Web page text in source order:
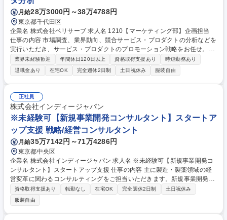
月給28万3000円～38万4788円
東京都千代田区
企業名 株式会社ベリサーブ 求人名 1210【マーケティング部】企画担当
仕事の内容 市場調査、業界動向、競合サービス・プロダクトの分析などを
実行いただき、サービス・プロダクトのプロモーション戦略をお任せ。状
況に合わせて事業部に対して、サービス・プロダクトの改善提案を行うこ
とも可能。 ・当社のサービス・プロダクトをプロモーションするために、
さまざまな角度から分析・改善提案を実行 └市場調査 └業界分析 └競合サ
ービス・プロダクトの分析 →当社のプロモーション戦略を考案 募集職種
1210【マーケティング部】企画担当
業界未経験歓迎 年間休日120日以上 資格取得支援あり
時短勤務あり
退職金あり
在宅OK 完全週休2日制 土日祝休み 服装自由
正社員
株式会社インディージャパン
※未経験可【新規事業開発コンサルタント】スタートア
ップ支援 戦略/経営コンサルタント
月給35万7142円～71万4286円
東京都中央区
企業名 株式会社インディージャパン 求人名 ※未経験可【新規事業開発コ
ンサルタント】スタートアップ支援 仕事の内容 主に製造・製薬領域の経
営変革に関わるコンサルティングをご担当いただきます。新規事業開発プ
ログラムの企画/運営や新技術・材料を活かした事業開発、潜在ニーズを解
決する事業開発等を支援して頂きます。 【具体的な案件詳細】 ■大企業向
け:イノベーションマネジメント、ジョブ理論などを基にした事業加速支援
コーチング、イノベーショントレーニング、調査・リサーチ 等 ■スタート
資格取得支援あり 転勤なし 在宅OK 完全週休2日制
土日祝休み
服装自由